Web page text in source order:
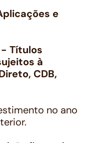
e
- Títulos
à
CDB,
no ano